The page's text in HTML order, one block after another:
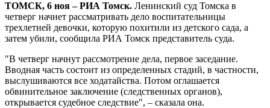
ТОМСК, 6 ноя – РИА Томск. Ленинский суд Томска в
четверг начнет рассматривать дело воспитательницы
трехлетней девочки, которую похитили из детского сада, а
затем убили, сообщила РИА Томск представитель суда.
"В четверг начнут рассмотрение дела, первое заседание.
Вводная часть состоит из определенных стадий, в частности,
выслушиваются все ходатайства. Потом оглашается
обвинительное заключение (следственных органов),
открывается судебное следствие", – сказала она.